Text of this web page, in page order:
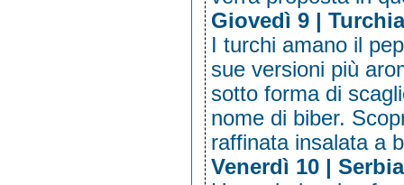
Giovedì 9 |
I turchi amano il
sue versioni più
sotto forma di
nome di biber.
raffinata insalata a
Venerdì 10 |